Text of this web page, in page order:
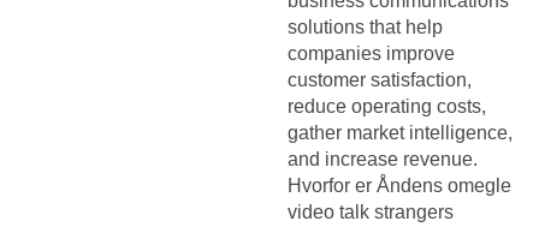
solutions that help
companies improve
customer satisfaction,
reduce operating costs,
gather market intelligence,
and increase revenue.
Hvorfor er Åndens omegle
video talk strangers